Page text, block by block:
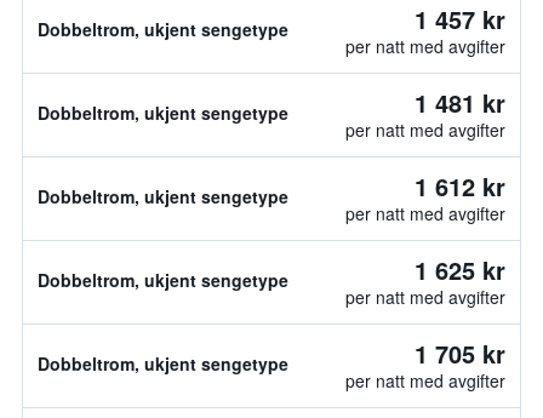
Dobbeltrom, ukjent sengetype 1 457 kr
per natt med avgifter
Dobbeltrom, ukjent sengetype 1 481 kr
per natt med avgifter
Dobbeltrom, ukjent sengetype 1 612 kr
per natt med avgifter
Dobbeltrom, ukjent sengetype 1 625 kr
per natt med avgifter
Dobbeltrom, ukjent sengetype 1 705 kr
per natt med avgifter